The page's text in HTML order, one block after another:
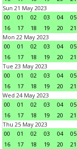
Sun 21 May 2023
00
01 02 03 04 05
16
17 18 19 20 21
Mon 22 May 2023
00
01 02 03 04 05
16
17 18 19 20 21
Tue 23 May 2023
00
01 02 03 04 05
16
17 18 19 20 21
Wed 24 May 2023
00
01 02 03 04 05
16
17 18 19 20 21
Thu 25 May 2023
00
01 02 03 04 05
16
17 18 19 20 21